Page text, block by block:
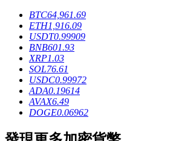
借貸寶
借貸數字貨幣，及時且安全的服務
BTC64,961.69
ETH1,916.09
USDT0.99909
BNB601.93
XRP1.03
SOL76.61
USDC0.99972
ADA0.19614
AVAX6.49
DOGE0.06962